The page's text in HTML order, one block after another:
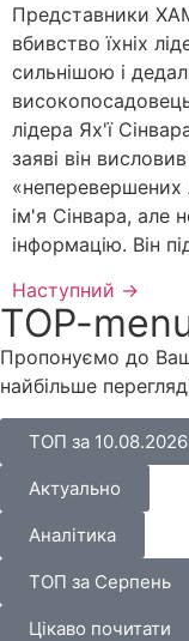
Представники
вбивство їхніх
сильнішою і
лідера Ях'ї
заяві він
«неперевершених
ім'я Сінвара, але
інформацію. Він
Наступний →
TOP-
Пропонуємо до
найбільше
ТОП за 10.08.2026
Актуально
Аналітика
ТОП за Серпень
Цікаво почитати